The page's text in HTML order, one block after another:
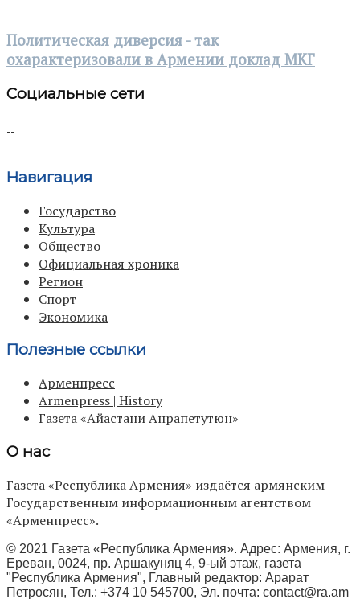
Политическая диверсия - так
охарактеризовали в Армении доклад МКГ
Социальные сети
Навигация
Государство
Культура
Общество
Официальная хроника
Регион
Спорт
Экономика
Полезные ссылки
Арменпресс
Armenpress | History
Газета «Айастани Анрапетутюн»
О нас
Газета «Республика Армения» издаётся армянским
Государственным информационным агентством
«Арменпресс».
© 2021 Газета «Республика Армения». Адрес: Армения, г.
Ереван, 0024, пр. Аршакуняц 4, 9-ый этаж, газета
"Республика Армения", Главный редактор: Арарат
Петросян, Тел.: +374 10 545700, Эл. почта: contact@ra.am